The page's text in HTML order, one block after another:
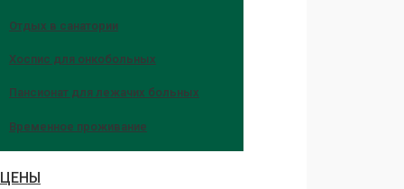
Отдых в санатории
Хоспис для онкобольных
Пансионат для лежачих больных
Временное проживание
ЦЕНЫ